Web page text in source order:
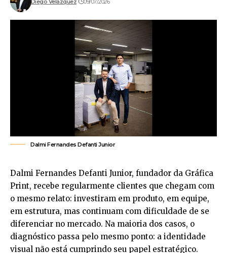
Diego Velázquez 09/07/2026
Dalmi Fernandes Defanti Junior
Dalmi Fernandes Defanti Junior, fundador da Gráfica
Print, recebe regularmente clientes que chegam com
o mesmo relato: investiram em produto, em equipe,
em estrutura, mas continuam com dificuldade de se
diferenciar no mercado. Na maioria dos casos, o
diagnóstico passa pelo mesmo ponto: a identidade
visual não está cumprindo seu papel estratégico.